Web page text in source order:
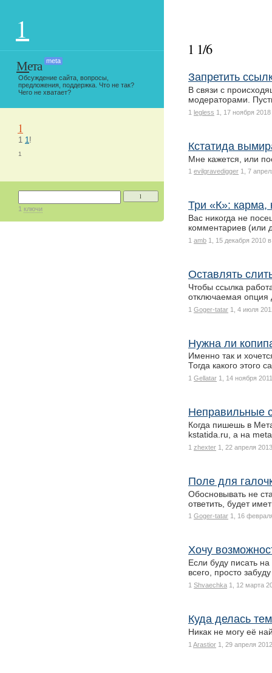
1
Мета meta
Обсуждение сайта, вопросы,
предложения, поддержка. Что не так?
Чего не хватает?
1
1 1!
1
1
1 ключи
1 1/6
Запретить
В связи с
модераторами.
1 legless 1, 17 ноября
Кстатида
Мне кажется, или
1 evilgravedigger 1, 7
Три «К»: карма,
Вас никогда не
комментариев (или
1 amb 1, 15 декабря 2010
Оставлять
Чтобы ссылка
отключаемая опция
1 Goger-tatar 1, 4 июля
Нужна ли
Именно так и
Тогда какого этого
1 Gellatar 1, 14 ноября
Неправильные
Когда пишешь в
kstatida.ru, а на
1 zhexter 1, 22 апреля
Поле для
Обосновывать не
ответить, будет
1 Goger-tatar 1, 16
Хочу
Если буду писать
всего, просто
1 Shvaechka 1, 12 марта
Куда делась
Никак не могу её
1 Arastior 1, 29 апреля